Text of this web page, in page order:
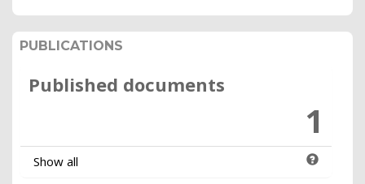
PUBLICATIONS
Published documents
1
Show all